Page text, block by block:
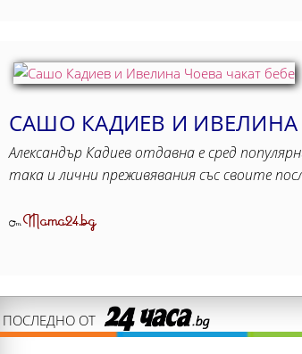
САШО КАДИЕВ И ИВЕЛИНА
Александър Кадиев отдавна е сред
така и лични преживявания със своите
ОтMama24.bg
ПОСЛЕДНО ОТ